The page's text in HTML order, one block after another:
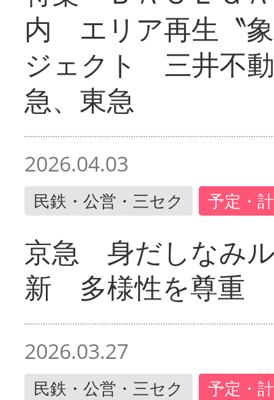
内 エリア再生〝
ジェクト 三井不
急、東急
2026.04.03
民鉄・公営・三セク 予定・
京急 身だしなみ
新 多様性を尊重
2026.03.27
民鉄・公営・三セク 予定・